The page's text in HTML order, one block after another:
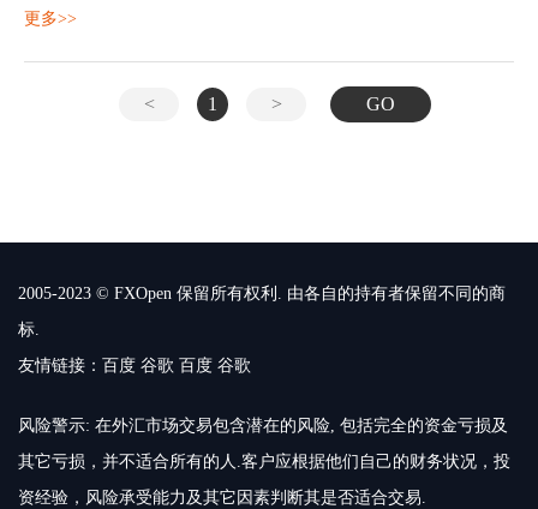
更多>>
< 1 > GO
2005-2023 © FXOpen 保留所有权利. 由各自的持有者保留不同的商
标.
友情链接： 百度 谷歌 百度 谷歌
风险警示: 在外汇市场交易包含潜在的风险, 包括完全的资金亏损及
其它亏损，并不适合所有的人.客户应根据他们自己的财务状况，投
资经验，风险承受能力及其它因素判断其是否适合交易.